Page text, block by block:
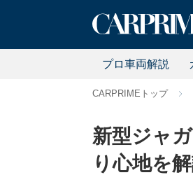
プロ車両解説
CARPRIMEトップ
新型ジャ
り心地を